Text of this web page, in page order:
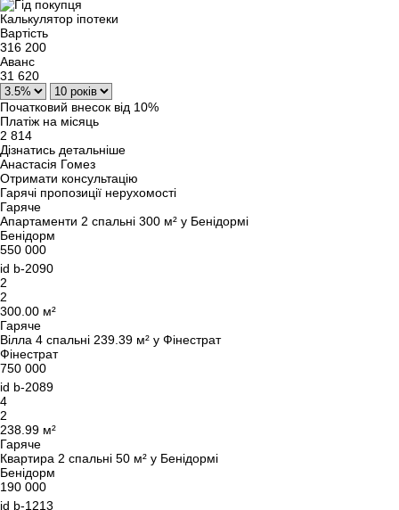
Калькулятор іпотеки
Вартість
316 200
Аванс
31 620
Початковий внесок від 10%
Платіж на місяць
2 814
Дізнатись детальніше
Анастасія Гомез
Отримати консультацію
Гарячі пропозиції нерухомості
Гаряче
Апартаменти 2 спальні 300 м² у Бенідормі
Бенідорм
550 000
id b-2090
2
2
300.00 м²
Гаряче
Вілла 4 спальні 239.39 м² у Фінестрат
Фінестрат
750 000
id b-2089
4
2
238.99 м²
Гаряче
Квартира 2 спальні 50 м² у Бенідормі
Бенідорм
190 000
id b-1213